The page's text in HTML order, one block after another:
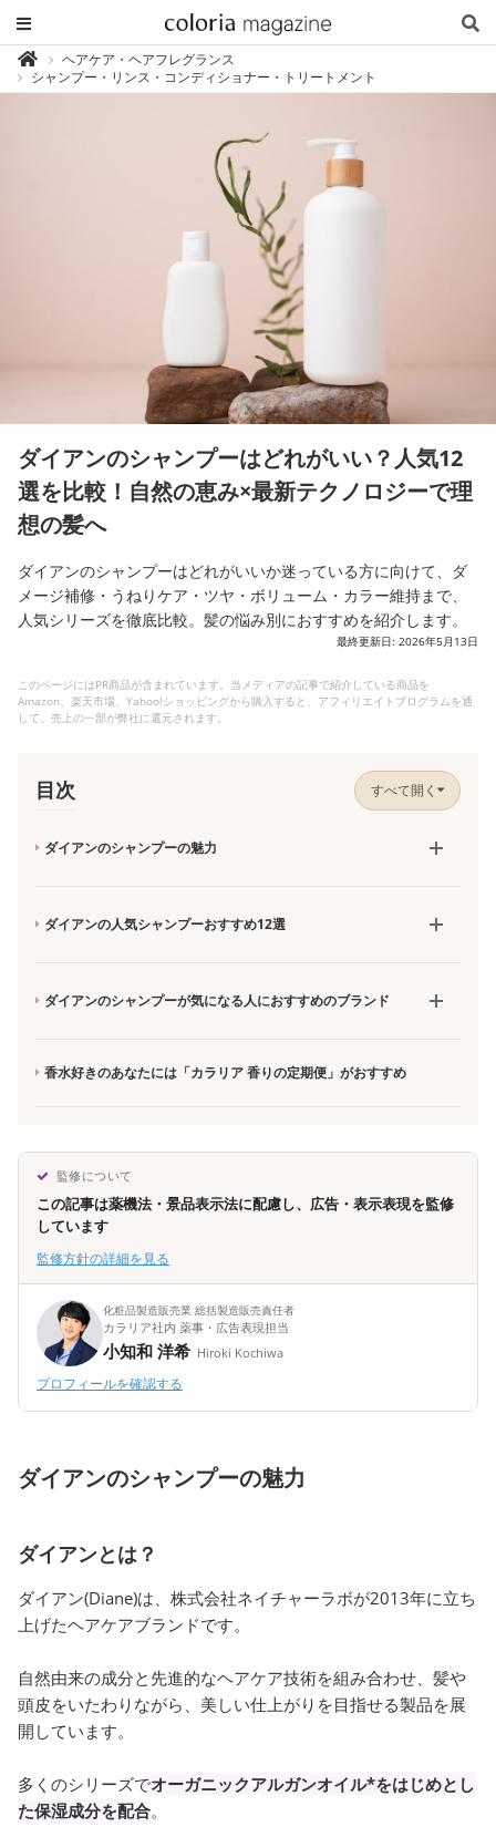
カ
ラ
リ
ア
ヘアケア・ヘアフレグランス
シャンプー・リンス・コンディショナー・トリートメント
ダイアンのシャンプーはどれがいい？人気12
選を比較！自然の恵み×最新テクノロジーで理
想の髪へ
ダイアンのシャンプーはどれがいいか迷っている方に向けて、ダ
メージ補修・うねりケア・ツヤ・ボリューム・カラー維持まで、
人気シリーズを徹底比較。髪の悩み別におすすめを紹介します。
最終更新日: 2026年5月13日
このページにはPR商品が含まれています。当メディアの記事で紹介している商品を
Amazon、楽天市場、Yahoo!ショッピングから購入すると、アフィリエイトプログラムを通
して、売上の一部が弊社に還元されます。
目次 すべて開く
ダイアンのシャンプーの魅力
ダイアンの人気シャンプーおすすめ12選
ダイアンのシャンプーが気になる人におすすめのブランド
香水好きのあなたには「カラリア 香りの定期便」がおすすめ
監修について
この記事は薬機法・景品表示法に配慮し、広告・表示表現を監修
しています
監修方針の詳細を見る
化粧品製造販売業 総括製造販売責任者
カラリア社内 薬事・広告表現担当
小知和 洋希 Hiroki Kochiwa
プロフィールを確認する
ダイアンのシャンプーの魅力
ダイアンとは？
ダイアン(Diane)は、株式会社ネイチャーラボが2013年に立ち
上げたヘアケアブランドです。
自然由来の成分と先進的なヘアケア技術を組み合わせ、髪や
頭皮をいたわりながら、美しい仕上がりを目指せる製品を展
開しています。
多くのシリーズでオーガニックアルガンオイル*をはじめとし
た保湿成分を配合。